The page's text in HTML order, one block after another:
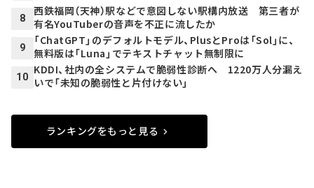
8
西鉄福岡（天神）駅などで意図しない駅構内放送 第三者が
有名YouTuberの音声を不正に流したか
9
「ChatGPT」のデフォルトモデル、PlusとProは「Sol」に、
無料版は「Luna」でテキストチャット無制限に
10
KDDI、社内の全システムで脆弱性診断へ 1220万人分漏え
いで「未知の脆弱性と片付けない」
ランキングをもっと見る